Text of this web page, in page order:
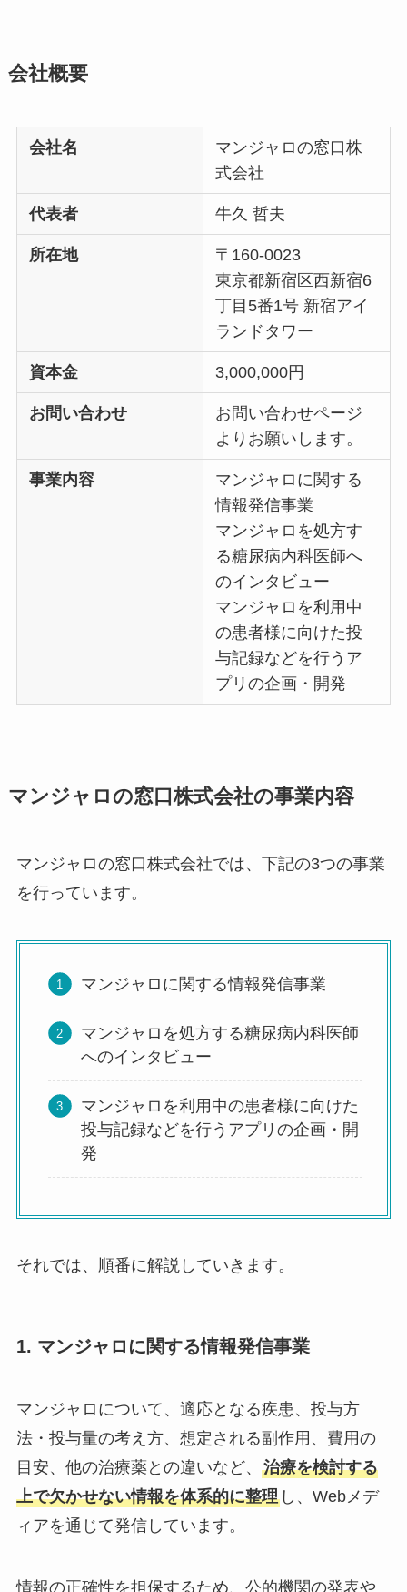
会社概要
会社名
マンジャロの窓口株
式会社
代表者 牛久 哲夫
所在地
〒160-0023
東京都新宿区西新宿6
丁目5番1号 新宿アイ
ランドタワー
資本金 3,000,000円
お問い合わせ
お問い合わせページ
よりお願いします。
事業内容
マンジャロに関する
情報発信事業
マンジャロを処方す
る糖尿病内科医師へ
のインタビュー
マンジャロを利用中
の患者様に向けた投
与記録などを行うア
プリの企画・開発
マンジャロの窓口株式会社の事業内容
マンジャロの窓口株式会社では、下記の3つの事業
を行っています。
マンジャロに関する情報発信事業
マンジャロを処方する糖尿病内科医師
へのインタビュー
マンジャロを利用中の患者様に向けた
投与記録などを行うアプリの企画・開
発
それでは、順番に解説していきます。
1. マンジャロに関する情報発信事業
マンジャロについて、適応となる疾患、投与方
法・投与量の考え方、想定される副作用、費用の
目安、他の治療薬との違いなど、 治療を検討する
上で欠かせない情報を体系的に整理し、Webメデ
ィアを通じて発信しています。
情報の正確性を担保するため、公的機関の発表や